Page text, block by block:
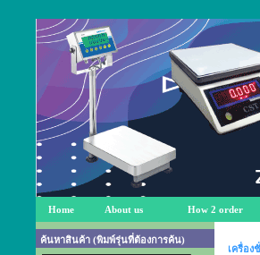
Home About us How 2 order
ค้นหาสินค้า (พิมพ์รุ่นที่ต้องการค้น)
เครื่อง